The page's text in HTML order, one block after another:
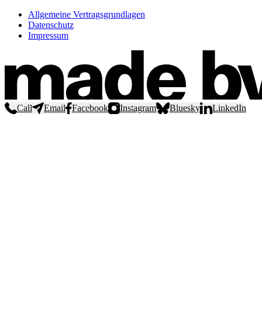
Allgemeine Vertragsgrundlagen
Datenschutz
Impressum
Call Email Facebook Instagram Bluesky LinkedIn